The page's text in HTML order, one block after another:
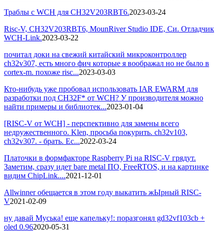
Траблы с WCH для CH32V203RBT6.2023-03-24
Risc-V, CH32V203RBT6, MounRiver Studio IDE, Си. Отладчик
WCH-Link.2023-03-22
почитал доки на свежий китайский микроконтроллер
ch32v307, есть много фич которые я воображал но не было в
cortex-m. похоже risc...2023-03-03
Кто-нибудь уже пробовал использовать IAR EWARM для
разработки под CH32F* от WCH? У производителя можно
найти примеры и библиотек...2023-01-04
[RISC-V от WCH] - перспективно для замены всего
недружественного. Klen, просьба покурить. ch32v103,
ch32v307. - брать. Ес...2022-03-24
Платочки в формфакторе Raspberry Pi на RISC-V грядут.
Заметим, сразу идет bare metal ПО, FreeRTOS, и на картинке
видим ChipLink....2021-12-01
Allwinner обещается в этом году выкатить жЫрный RISC-
V2021-02-09
ну давай Муська! еще капельку!: поразгонял gd32vf103cb +
oled 0.962020-05-31